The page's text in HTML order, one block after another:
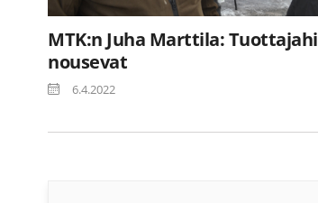
MTK:n Juha Marttila:
nousevat
6.4.2022